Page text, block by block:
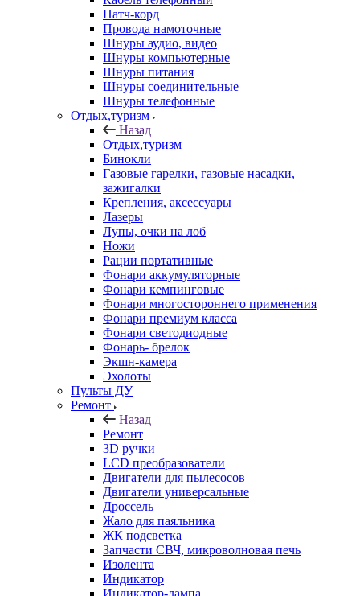
Патч-корд
Провода намоточные
Шнуры аудио, видео
Шнуры компьютерные
Шнуры питания
Шнуры соединительные
Шнуры телефонные
Отдых,туризм
Назад
Отдых,туризм
Бинокли
Газовые гарелки, газовые насадки,
зажигалки
Крепления, аксессуары
Лазеры
Лупы, очки на лоб
Ножи
Рации портативные
Фонари аккумуляторные
Фонари кемпинговые
Фонари многостороннего применения
Фонари премиум класса
Фонари светодиодные
Фонарь- брелок
Экшн-камера
Эхолоты
Пульты ДУ
Ремонт
Назад
Ремонт
3D ручки
LCD преобразователи
Двигатели для пылесосов
Двигатели универсальные
Дроссель
Жало для паяльника
ЖК подсветка
Запчасти СВЧ, микроволновая печь
Изолента
Индикатор
Индикатор-лампа